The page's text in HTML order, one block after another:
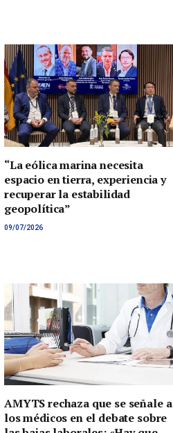
“La eólica marina necesita
espacio en tierra, experiencia y
recuperar la estabilidad
geopolítica”
09/07/2026
AMYTS rechaza que se señale a
los médicos en el debate sobre